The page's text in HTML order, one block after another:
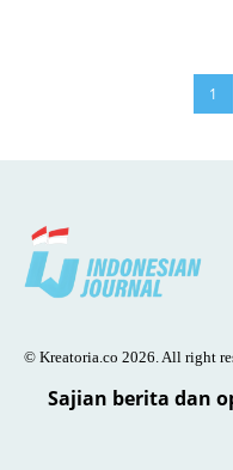
1
© Kreatoria.co 2026. All right
Sajian berita dan